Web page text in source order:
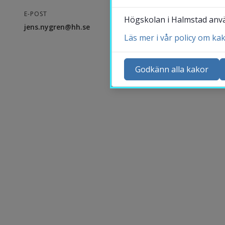
E-POST
jens.nygren@hh.se
Högskolan i Halmstad
Läs mer i vår policy om
Godkänn alla kakor